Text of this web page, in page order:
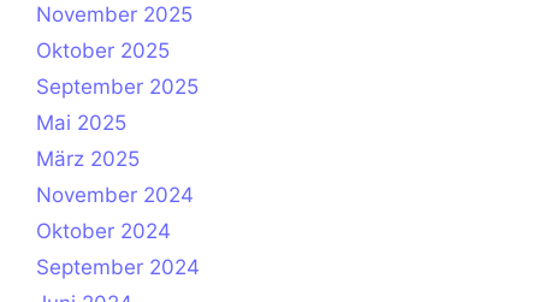
November 2025
Oktober 2025
September 2025
Mai 2025
März 2025
November 2024
Oktober 2024
September 2024